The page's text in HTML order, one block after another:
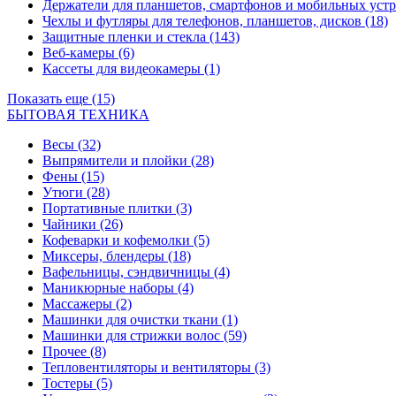
Держатели для планшетов, смартфонов и мобильных
Чехлы и футляры для телефонов, планшетов, дисков (18)
Защитные пленки и стекла (143)
Веб-камеры (6)
Кассеты для видеокамеры (1)
Показать еще (15)
БЫТОВАЯ ТЕХНИКА
Весы (32)
Выпрямители и плойки (28)
Фены (15)
Утюги (28)
Портативные плитки (3)
Чайники (26)
Кофеварки и кофемолки (5)
Миксеры, блендеры (18)
Вафельницы, сэндвичницы (4)
Маникюрные наборы (4)
Массажеры (2)
Машинки для очистки ткани (1)
Машинки для стрижки волос (59)
Прочее (8)
Тепловентиляторы и вентиляторы (3)
Тостеры (5)